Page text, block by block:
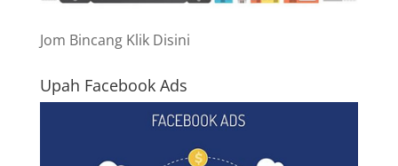
Jom Bincang Klik Disini
Upah Facebook Ads